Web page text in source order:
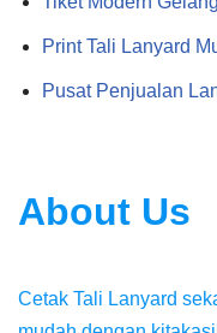
Print Tali Lanyard
Pusat Penjualan
About Us
Cetak Tali Lanyard